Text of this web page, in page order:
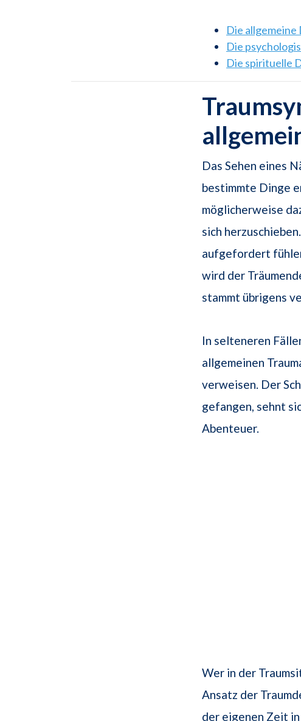
Die
Die
Die spirituelle
Das Sehen eines
bestimmte Dinge
möglicherweise
sich
aufgefordert
wird der
stammt übrigens
In selteneren
allgemeinen
verweisen. Der
gefangen, sehnt
Abenteuer.
Wer in der
Ansatz der
der eigenen Zeit